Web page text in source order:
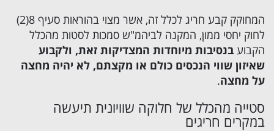
המחוקק קבע חריג לכלל זה, אשר מצוי בהוראות סעיף 8(2)
לחוק יחסי ממון, המקנה לביהמ"ש סמכות לסטות מהכלל
הקבוע בנסיבות מיוחדות המצדיקות זאת, ולקבוע
שאיזון שווי הנכסים כולם או מקצתם, לא יהיה מחצה
על מחצה.
סטייה מהכלל של חלוקה שוויונית תיעשה
במקרים חריגים